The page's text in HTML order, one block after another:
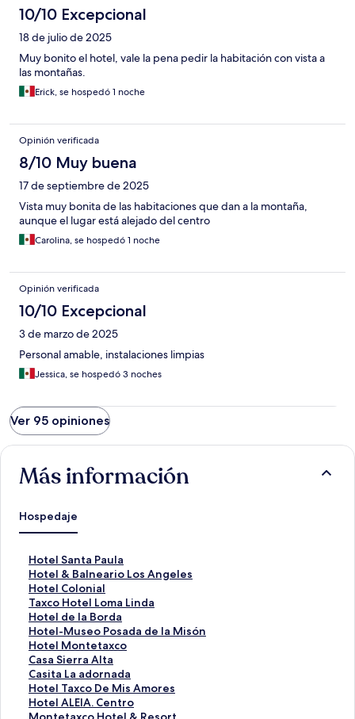
10/10 Excepcional
18 de julio de 2025
Muy bonito el hotel, vale la pena pedir la habitación con vista a
las montañas.
Erick, se hospedó 1 noche
Opinión verificada
8/10 Muy buena
17 de septiembre de 2025
Vista muy bonita de las habitaciones que dan a la montaña,
aunque el lugar está alejado del centro
Carolina, se hospedó 1 noche
Opinión verificada
10/10 Excepcional
3 de marzo de 2025
Personal amable, instalaciones limpias
Jessica, se hospedó 3 noches
Ver 95 opiniones
Más información
Hospedaje
Hotel Santa Paula
E
n
l
a
c
e
p
a
r
a
a
b
Hotel & Balneario Los Angeles
E
n
l
a
c
e
p
a
r
a
a
Hotel Colonial
E
n
l
a
c
e
p
a
r
a
Taxco Hotel Loma Linda
E
n
l
a
c
e
p
a
r
Hotel de la Borda
E
n
l
a
c
e
p
a
Hotel-Museo Posada de la Misón
E
n
l
a
c
e
p
Hotel Montetaxco
E
n
l
a
c
e
Casa Sierra Alta
E
n
l
a
c
Casita La adornada
E
n
l
a
Hotel Taxco De Mis Amores
E
n
l
Hotel ALEIA. Centro
E
n
E